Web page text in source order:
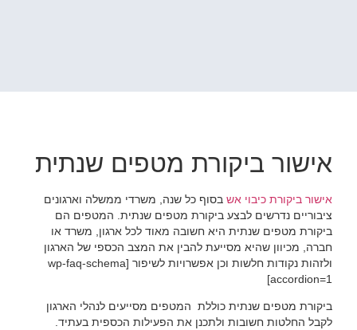
אישור ביקורת מטפים שנתית
אישור ביקורת כיבוי אש בסוף כל שנה, משרדי ממשלה וארגונים
ציבוריים נדרשים לבצע ביקורת מטפים שנתית. המטפים הם
ביקורת מטפים שנתית היא חשובה מאוד לכל ארגון, משרד או
חברה, מכיוון שהיא מסייעת להבין את המצב הכספי של הארגון
ולזהות נקודות חלשות וכן אפשרויות לשיפור [wp-faq-schema
accordion=1]
ביקורת מטפים שנתית כוללת המטפים מסייעים לנהלי הארגון
לקבל החלטות חשובות ולתכנן את הפעילות הכספית בעתיד.